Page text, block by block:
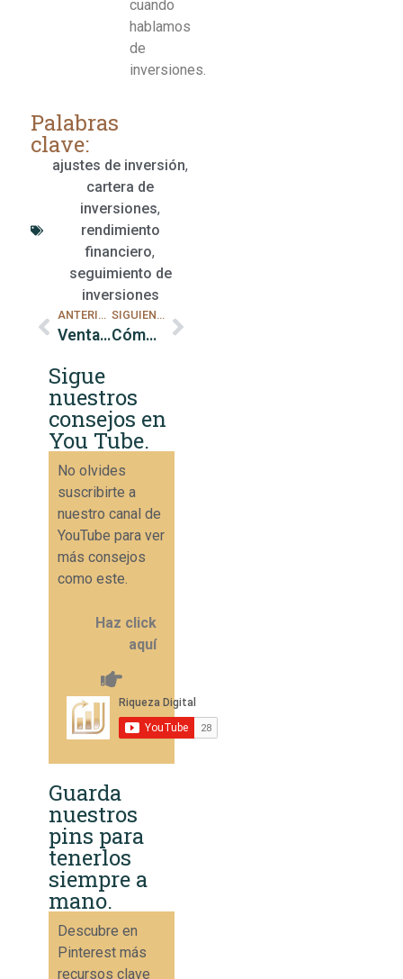
cuando
hablamos
de
inversiones.
Palabras
clave:
ajustes de inversión,
cartera de
inversiones,
rendimiento
financiero,
seguimiento de
inversiones
ANTERIOR
Ventajas de comprar productos de segunda mano
SIGUIENTE
Cómo planificar tu jubilación
Sigue
nuestros
consejos en
You Tube.
No olvides
suscribirte a
nuestro canal de
YouTube para ver
más consejos
como este.
Haz click
aquí
Guarda
nuestros
pins para
tenerlos
siempre a
mano.
Descubre en
Pinterest más
recursos clave